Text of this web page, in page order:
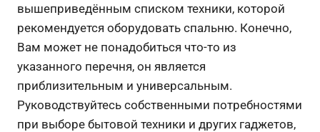
вышеприведённым списком техники, которой
рекомендуется оборудовать спальню. Конечно,
Вам может не понадобиться что-то из
указанного перечня, он является
приблизительным и универсальным.
Руководствуйтесь собственными потребностями
при выборе бытовой техники и других гаджетов,